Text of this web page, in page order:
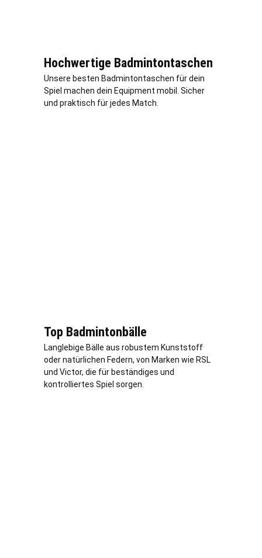
Hochwertige Badmintontaschen
Unsere besten Badmintontaschen für dein
Spiel machen dein Equipment mobil. Sicher
und praktisch für jedes Match.
Top Badmintonbälle
Langlebige Bälle aus robustem Kunststoff
oder natürlichen Federn, von Marken wie RSL
und Victor, die für beständiges und
kontrolliertes Spiel sorgen.